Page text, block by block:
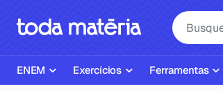
ENEM Exercícios Ferramentas